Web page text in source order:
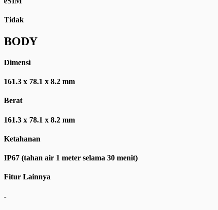
Tidak
BODY
Dimensi
161.3 x 78.1 x 8.2 mm
Berat
161.3 x 78.1 x 8.2 mm
Ketahanan
IP67 (tahan air 1 meter selama 30 menit)
Fitur Lainnya
-